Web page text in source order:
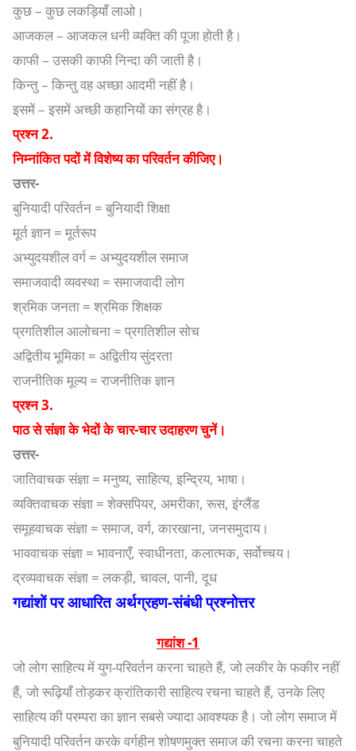
कुछ – कुछ लकड़ियाँ लाओ।
आजकल – आजकल धनी व्यक्ति की पूजा होती है।
काफी – उसकी काफी निन्दा की जाती है।
किन्तु – किन्तु वह अच्छा आदमी नहीं है।
इसमें – इसमें अच्छी कहानियों का संग्रह है।
प्रश्न 2.
निम्नांकित पदों में विशेष्य का परिवर्तन कीजिए।
उत्तर-
बुनियादी परिवर्तन = बुनियादी शिक्षा
मूर्त ज्ञान = मूर्तरूप
अभ्युदयशील वर्ग = अभ्युदयशील समाज
समाजवादी व्यवस्था = समाजवादी लोग
श्रमिक जनता = श्रमिक शिक्षक
प्रगतिशील आलोचना = प्रगतिशील सोच
अद्वितीय भूमिका = अद्वितीय सुंदरता
राजनीतिक मूल्य = राजनीतिक ज्ञान
प्रश्न 3.
पाठ से संज्ञा के भेदों के चार-चार उदाहरण चुनें।
उत्तर-
जातिवाचक संज्ञा = मनुष्य, साहित्य, इन्द्रिय, भाषा।
व्यक्तिवाचक संज्ञा = शेक्सपियर, अमरीका, रूस, इंग्लैंड
समूहवाचक संज्ञा = समाज, वर्ग, कारखाना, जनसमुदाय।
भाववाचक संज्ञा = भावनाएँ, स्वाधीनता, कलात्मक, सर्वोच्चय।
द्रव्यवाचक संज्ञा = लकड़ी, चावल, पानी, दूध
गद्यांशों पर आधारित अर्थग्रहण-संबंधी प्रश्नोत्तर
गद्यांश -1
जो लोग साहित्य में युग-परिवर्तन करना चाहते हैं, जो लकीर के फकीर नहीं
हैं, जो रूढ़ियाँ तोड़कर क्रांतिकारी साहित्य रचना चाहते हैं, उनके लिए
साहित्य की परम्परा का ज्ञान सबसे ज्यादा आवश्यक है। जो लोग समाज में
बुनियादी परिवर्तन करके वर्गहीन शोषणमुक्त समाज की रचना करना चाहते